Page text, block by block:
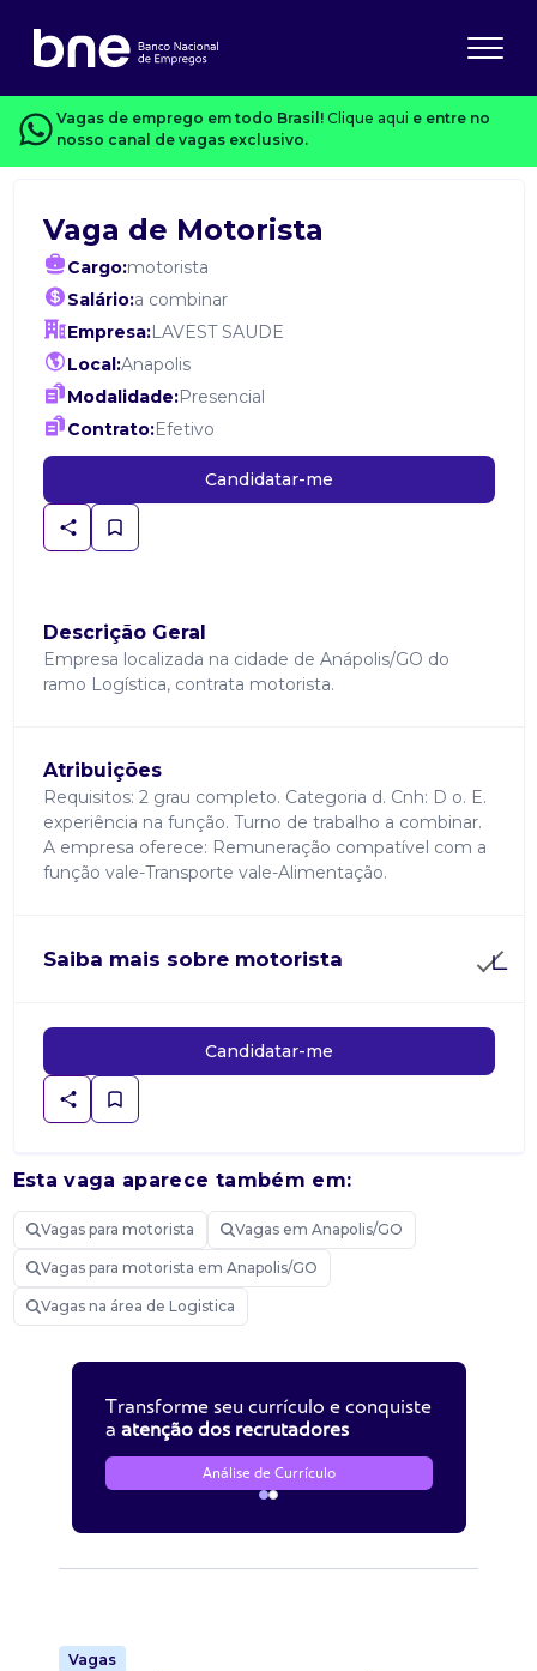
Vagas de emprego em todo Brasil! Clique aqui e entre no
nosso canal de vagas exclusivo.
Vaga de Motorista
Cargo:motorista
Salário:a combinar
Empresa:LAVEST SAUDE
Local:Anapolis
Modalidade:Presencial
Contrato:Efetivo
Candidatar-me
Descrição Geral
Empresa localizada na cidade de Anápolis/GO do
ramo Logística, contrata motorista.
Atribuições
Requisitos: 2 grau completo. Categoria d. Cnh: D o. E.
experiência na função. Turno de trabalho a combinar.
A empresa oferece: Remuneração compatível com a
função vale-Transporte vale-Alimentação.
Saiba mais sobre motorista
Candidatar-me
Esta vaga aparece também em:
Vagas para motorista Vagas em Anapolis/GO
Vagas para motorista em Anapolis/GO
Vagas na área de Logistica
Transforme seu currículo e conquiste
a atenção dos recrutadores
Análise de Currículo
Vagas